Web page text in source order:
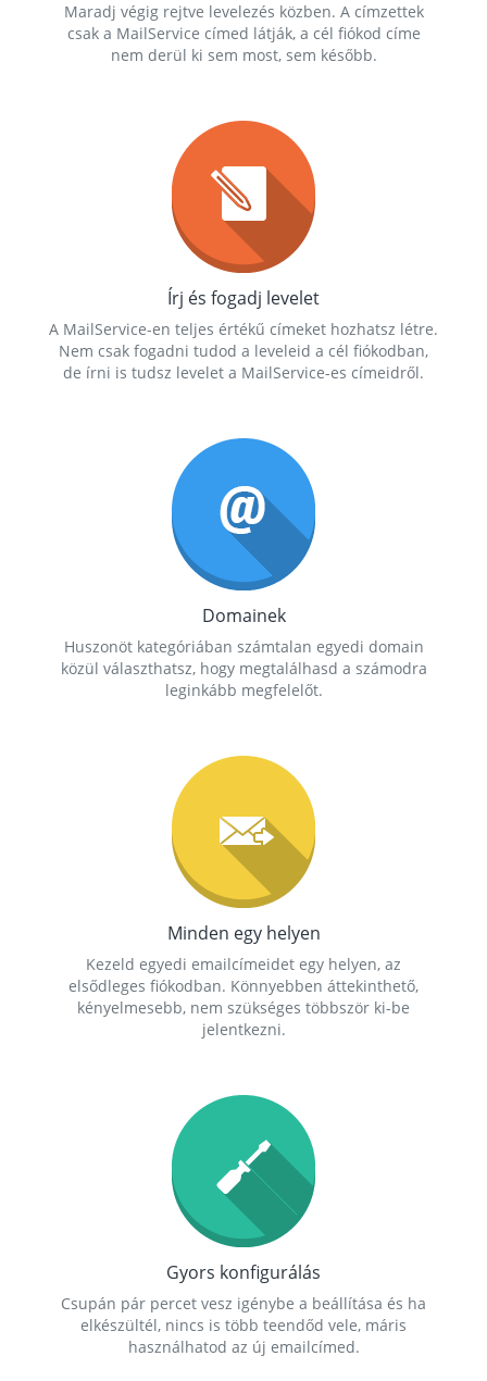
Maradj végig rejtve levelezés közben. A címzettek
csak a MailService címed látják, a cél fiókod címe
nem derül ki sem most, sem később.
Írj és fogadj levelet
A MailService-en teljes értékű címeket hozhatsz létre.
Nem csak fogadni tudod a leveleid a cél fiókodban,
de írni is tudsz levelet a MailService-es címeidről.
Domainek
Huszonöt kategóriában számtalan egyedi domain
közül választhatsz, hogy megtalálhasd a számodra
leginkább megfelelőt.
Minden egy helyen
Kezeld egyedi emailcímeidet egy helyen, az
elsődleges fiókodban. Könnyebben áttekinthető,
kényelmesebb, nem szükséges többször ki-be
jelentkezni.
Gyors konfigurálás
Csupán pár percet vesz igénybe a beállítása és ha
elkészültél, nincs is több teendőd vele, máris
használhatod az új emailcímed.